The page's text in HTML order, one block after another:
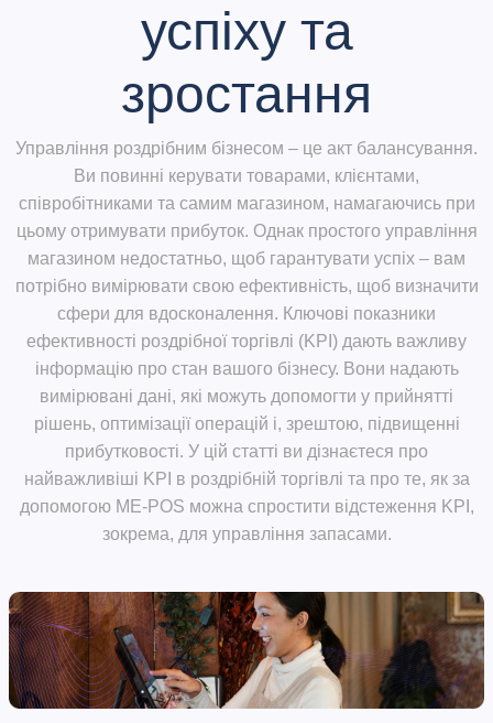
успіху та
зростання
Управління роздрібним бізнесом – це акт балансування.
Ви повинні керувати товарами, клієнтами,
співробітниками та самим магазином, намагаючись при
цьому отримувати прибуток. Однак простого управління
магазином недостатньо, щоб гарантувати успіх – вам
потрібно вимірювати свою ефективність, щоб визначити
сфери для вдосконалення. Ключові показники
ефективності роздрібної торгівлі (KPI) дають важливу
інформацію про стан вашого бізнесу. Вони надають
вимірювані дані, які можуть допомогти у прийнятті
рішень, оптимізації операцій і, зрештою, підвищенні
прибутковості. У цій статті ви дізнаєтеся про
найважливіші KPI в роздрібній торгівлі та про те, як за
допомогою ME-POS можна спростити відстеження KPI,
зокрема, для управління запасами.